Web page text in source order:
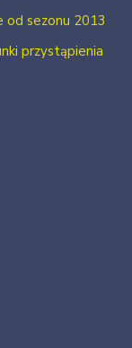
od sezonu 2013
przystąpienia